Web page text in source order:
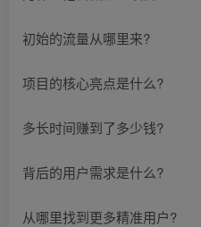
初始的流量从哪里来?
项目的核心亮点是什么?
多长时间赚到了多少钱?
背后的用户需求是什么?
从哪里找到更多精准用户?